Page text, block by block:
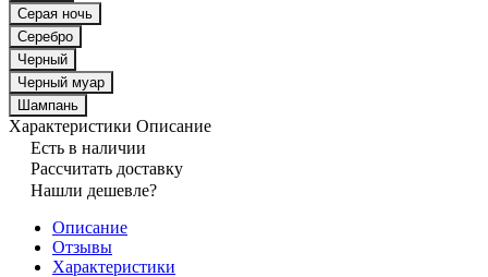
Серая ночь
Серебро
Черный
Черный муар
Шампань
Характеристики Описание
Есть в наличии
Рассчитать доставку
Нашли дешевле?
Описание
Отзывы
Характеристики